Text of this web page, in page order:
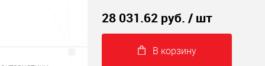
28 031.62 руб. / шт
В корзину